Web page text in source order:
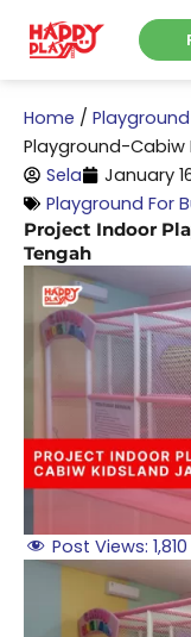
Home /
Playground-Cabiw
Sela
January
Playground For
Project Indoor
Tengah
Post Views: 1,810